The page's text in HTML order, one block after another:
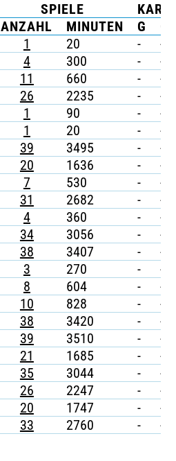
SPIELE
ANZAHL MINUTEN G
1
20 -
-
4 300 -
-
11 660 -
-
26 2235 -
-
1 90 -
-
1 20 -
-
39 3495 -
-
20 1636 -
-
7 530 -
-
31 2682 -
-
4 360 -
-
34 3056 -
-
38 3407 -
-
3 270 -
-
8 604 -
-
10 828 -
-
38 3420 -
-
39 3510 -
-
21 1685 -
-
35 3044 -
-
26 2247 -
-
20 1747 -
-
33 2760 - -